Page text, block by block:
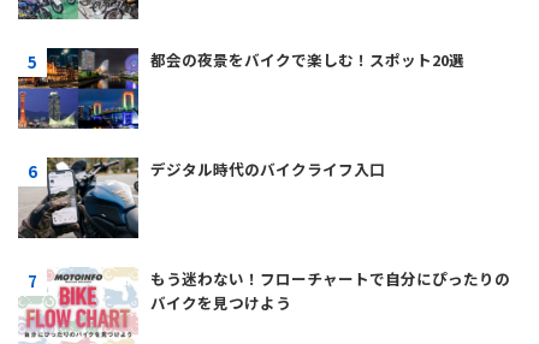
都会の夜景をバイクで楽しむ！スポット20選
デジタル時代のバイクライフ入口
もう迷わない！フローチャートで自分にぴったりの
バイクを見つけよう